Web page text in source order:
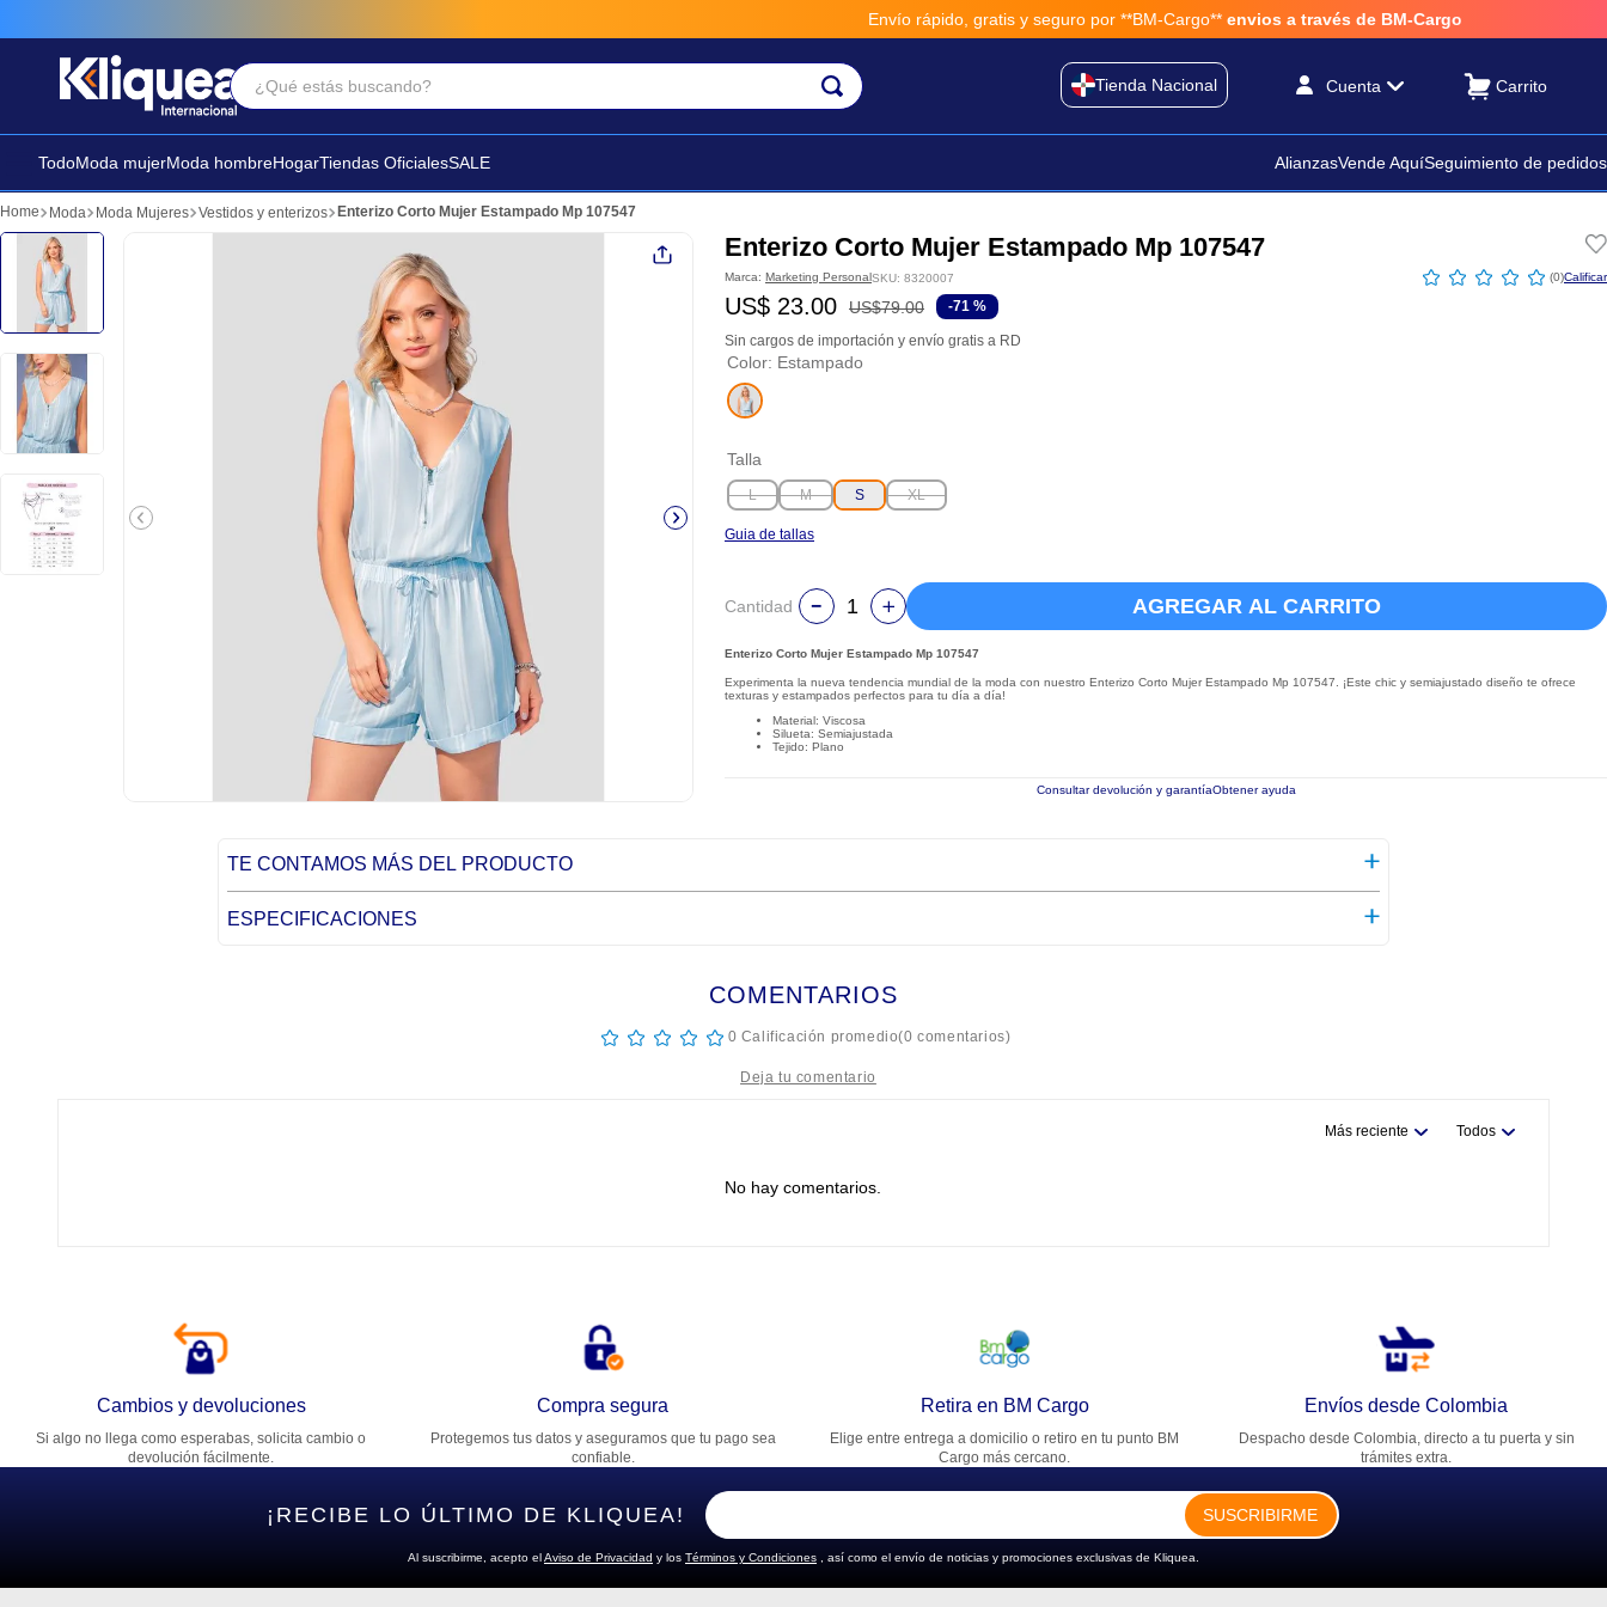
Envío rápido, gratis y seguro por **BM-Cargo** envios a través de BM-Cargo
¿Qué estás buscando?
Tienda Nacional Cuenta
TodoModa mujerModa hombreHogarTiendas OficialesSALE AlianzasVende AquíSeguimiento de pedidos
Moda Moda Mujeres Vestidos y enterizos Enterizo Corto Mujer Estampado Mp 107547
Enterizo Corto Mujer Estampado Mp 107547
Marca: Marketing PersonalSKU: 8320007 ☆ ☆ ☆ ☆ ☆ (0)
US$ 23.00 US$79.00 -71 %
Sin cargos de importación y envío gratis a RD
Color: Estampado
Talla
L M S XL
Guia de tallas
Cantidad AGREGAR AL CARRITO
Enterizo Corto Mujer Estampado Mp 107547
Experimenta la nueva tendencia mundial de la moda con nuestro Enterizo Corto Mujer Estampado Mp 107547. ¡Este chic y semiajustado diseño te ofrece
texturas y estampados perfectos para tu día a día!
Material: Viscosa
Silueta: Semiajustada
Tejido: Plano
Consultar devolución y garantíaObtener ayuda
TE CONTAMOS MÁS DEL PRODUCTO
ESPECIFICACIONES
COMENTARIOS
☆ ☆ ☆ ☆ ☆ 0 Calificación promedio(0 comentarios)
Dirección de email
Escribe un comentario
Más reciente Todos
No hay comentarios.
Cambios y devoluciones
Si algo no llega como esperabas, solicita cambio o
devolución fácilmente.
Compra segura
Protegemos tus datos y aseguramos que tu pago sea
confiable.
Retira en BM Cargo
Elige entre entrega a domicilio o retiro en tu punto BM
Cargo más cercano.
Envíos desde Colombia
Despacho desde Colombia, directo a tu puerta y sin
trámites extra.
¡RECIBE LO ÚLTIMO DE KLIQUEA! SUSCRIBIRME
Al suscribirme, acepto elAviso de Privacidad y los Términos y Condiciones , así como el envío de noticias y promociones exclusivas de Kliquea.
Términos Más Buscados
2. sandalia
3. futbol